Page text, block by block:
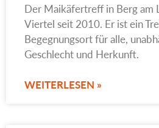
Der Maikäfertreff in Berg am
Viertel seit 2010. Er ist ein
Begegnungsort für alle,
Geschlecht und Herkunft.
WEITERLESEN »